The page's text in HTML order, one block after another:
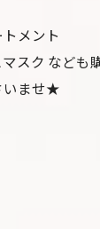
メント
スク なども
いませ★